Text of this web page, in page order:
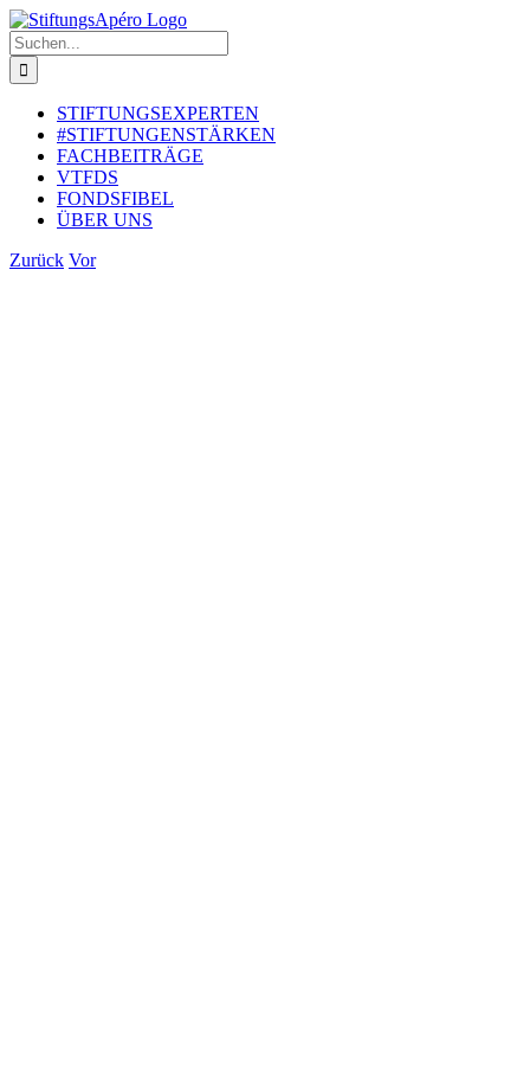
Zum
Inhalt
springen
Suche
nach:
STIFTUNGSEXPERTEN
#STIFTUNGENSTÄRKEN
FACHBEITRÄGE
VTFDS
FONDSFIBEL
ÜBER UNS
Zurück Vor